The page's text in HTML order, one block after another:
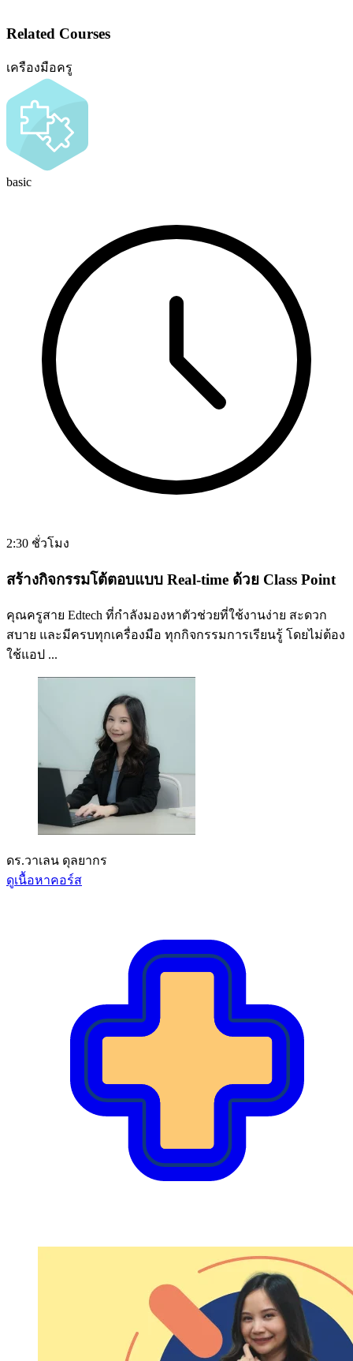
Related Courses
เครืองมือครู
basic
2:30 ชั่วโมง
สร้างกิจกรรมโต้ตอบแบบ Real-time ด้วย Class Point
คุณครูสาย Edtech ที่กำลังมองหาตัวช่วยที่ใช้งานง่าย สะดวก
สบาย และมีครบทุกเครื่องมือ ทุกกิจกรรมการเรียนรู้ โดยไม่ต้อง
ใช้แอป ...
ดร.วาเลน ดุลยากร
ดูเนื้อหาคอร์ส